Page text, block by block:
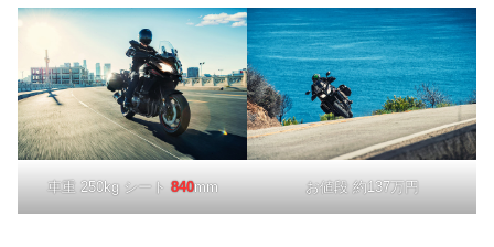
車重 250kg シート840mm お値段 約137万円